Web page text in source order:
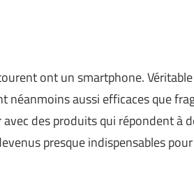
ont un smartphone.
néanmoins aussi efficaces que
des produits qui répondent à
presque indispensables